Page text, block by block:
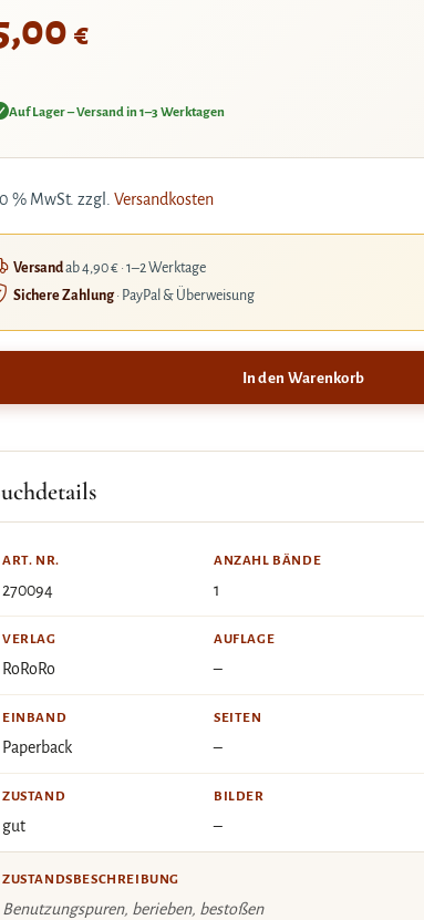
€
Auf Lager – Versand in 1–3 Werktagen
% MwSt. zzgl. Versandkosten
Versandab 4,90 € · 1–2 Werktage
Sichere Zahlung· PayPal & Überweisung
In den Warenkorb
ART. NR.
270094
ANZAHL BÄNDE
1
VERLAG
RoRoRo
AUFLAGE
–
EINBAND
Paperback
SEITEN
–
ZUSTAND
gut
BILDER
–
ZUSTANDSBESCHREIBUNG
Benutzungspuren, berieben, bestoßen